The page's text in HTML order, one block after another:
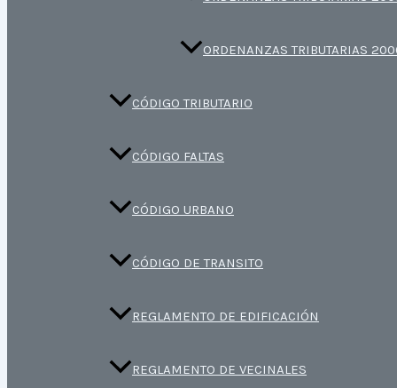
ORDENANZAS TRIBUTARIAS
CÓDIGO TRIBUTARIO
CÓDIGO FALTAS
CÓDIGO URBANO
CÓDIGO DE TRANSITO
REGLAMENTO DE EDIFICACIÓN
REGLAMENTO DE VECINALES